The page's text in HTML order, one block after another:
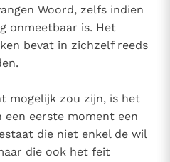
Woord, zelfs indien
onmeetbaar is. Het
bevat in zichzelf reeds
mogelijk zou zijn, is het
eerste moment een
die niet enkel de wil
die ook het feit